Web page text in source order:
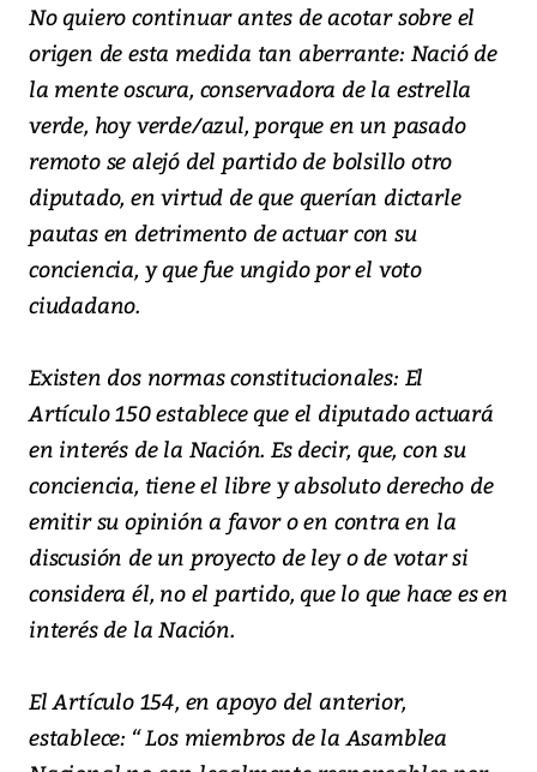
No quiero continuar antes de acotar sobre el
origen de esta medida tan aberrante: Nació de
la mente oscura, conservadora de la estrella
verde, hoy verde/azul, porque en un pasado
remoto se alejó del partido de bolsillo otro
diputado, en virtud de que querían dictarle
pautas en detrimento de actuar con su
conciencia, y que fue ungido por el voto
ciudadano.
Existen dos normas constitucionales: El
Artículo 150 establece que el diputado actuará
en interés de la Nación. Es decir, que, con su
conciencia, tiene el libre y absoluto derecho de
emitir su opinión a favor o en contra en la
discusión de un proyecto de ley o de votar si
considera él, no el partido, que lo que hace es en
interés de la Nación.
El Artículo 154, en apoyo del anterior,
establece: “ Los miembros de la Asamblea